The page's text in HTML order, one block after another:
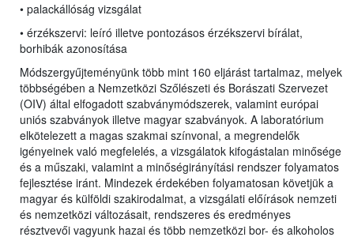
• palackállóság vizsgálat
• érzékszervi: leíró illetve pontozásos érzékszervi bírálat,
borhibák azonosítása
Módszergyűjteményünk több mint 160 eljárást tartalmaz, melyek
többségében a Nemzetközi Szőlészeti és Borászati Szervezet
(OIV) által elfogadott szabványmódszerek, valamint európai
uniós szabványok illetve magyar szabványok. A laboratórium
elkötelezett a magas szakmai színvonal, a megrendelők
igényeinek való megfelelés, a vizsgálatok kifogástalan minősége
és a műszaki, valamint a minőségirányítási rendszer folyamatos
fejlesztése iránt. Mindezek érdekében folyamatosan követjük a
magyar és külföldi szakirodalmat, a vizsgálati előírások nemzeti
és nemzetközi változásait, rendszeres és eredményes
résztvevői vagyunk hazai és több nemzetközi bor- és alkoholos